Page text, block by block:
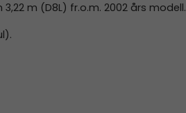
m (D8L) fr.o.m. 2002 års modell.